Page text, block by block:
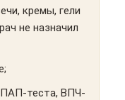
кремы, гели
не назначил
ПАП-теста, ВПЧ-